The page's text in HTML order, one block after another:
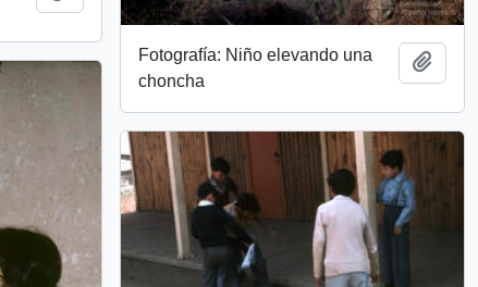
Fotografía: Niño elevando una
choncha
Add